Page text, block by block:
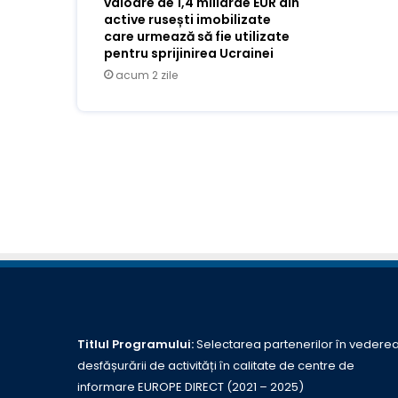
active rusești imobilizate
care urmează să fie utilizate
pentru sprijinirea Ucrainei
acum 2 zile
Titlul Programului:Selectarea partenerilor în
desfășurării de activități în calitate de centre de
informare EUROPE DIRECT (2021 – 2025)